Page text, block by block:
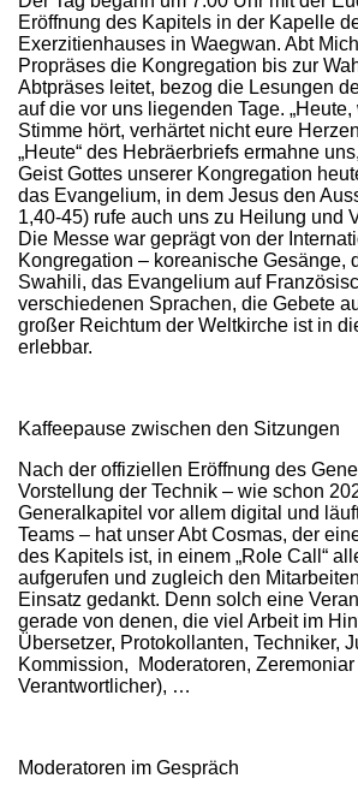
Eröffnung des Kapitels in der Kapelle
Exerzitienhauses in Waegwan. Abt
Propräses die Kongregation bis zur
Abtpräses leitet, bezog die Lesungen
auf die vor uns liegenden Tage.
Stimme hört, verhärtet nicht eure
„Heute“ des Hebräerbriefs ermahne
Geist Gottes unserer Kongregation
das Evangelium, in dem Jesus den
1,40-45) rufe auch uns zu Heilung und
Die Messe war geprägt von der
Kongregation – koreanische Gesänge,
Swahili, das Evangelium auf
verschiedenen Sprachen, die Gebete
großer Reichtum der Weltkirche ist in
erlebbar.
Kaffeepause zwischen den Sitzungen
Nach der offiziellen Eröffnung des
Vorstellung der Technik – wie schon
Generalkapitel vor allem digital und
Teams – hat unser Abt Cosmas, der
des Kapitels ist, in einem „Role Call“
aufgerufen und zugleich den
Einsatz gedankt. Denn solch eine
gerade von denen, die viel Arbeit im
Übersetzer, Protokollanten, Techniker,
Kommission, Moderatoren,
Verantwortlicher), …
Moderatoren im Gespräch